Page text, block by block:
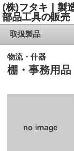
(株)フタキ｜製
部品工具の販売
取扱製品
物流・什器
棚・事務用品